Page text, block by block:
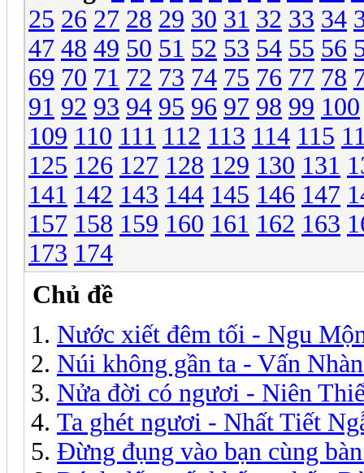
25 26 27 28 29 30 31 32 33 34
47 48 49 50 51 52 53 54 55 56
69 70 71 72 73 74 75 76 77 78
91 92 93 94 95 96 97 98 99 100
109 110 111 112 113 114 115
125 126 127 128 129 130 131
141 142 143 144 145 146 147
157 158 159 160 161 162 163
173 174
Chủ đề
Nước xiết đêm tối - Ngu
Núi không gần ta - Vấn
Nửa đời có ngươi - Niên
Ta ghét ngươi - Nhất Tiết
Đừng đụng vào bạn cùng